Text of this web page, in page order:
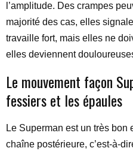
l’amplitude. Des crampes
majorité des cas, elles
travaille fort, mais elles ne
elles deviennent
Le mouvement façon
fessiers et les épaules
Le Superman est un très bon
chaîne postérieure, c’est-à-